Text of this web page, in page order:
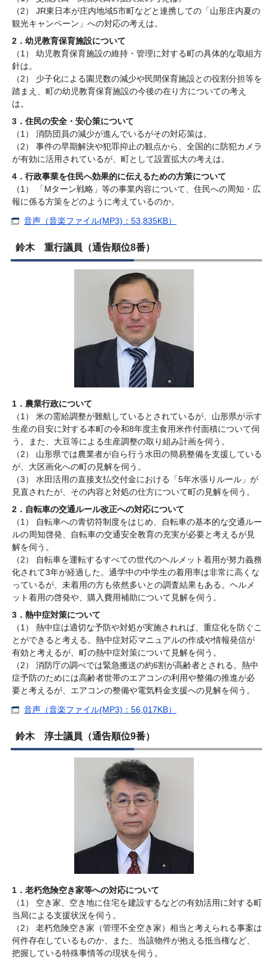
（2） JR東日本が庄内地域5市町などと連携しての「山形庄内夏の
観光キャンペーン」への対応の考えは。
2．幼児教育保育施設について
（1） 幼児教育保育施設の維持・管理に対する町の具体的な取組方
針は。
（2） 少子化による園児数の減少や民間保育施設との役割分担等を
踏まえ、町の幼児教育保育施設の今後の在り方についての考え
は。
3．住民の安全・安心策について
（1） 消防団員の減少が進んでいるがその対応策は。
（2） 事件の早期解決や犯罪抑止の観点から、全国的に防犯カメラ
が有効に活用されているが、町として設置拡大の考えは。
4．行政事業を住民へ効果的に伝えるための方策について
（1） 「Mターン戦略」等の事業内容について、住民への周知・広
報に係る方策をどのように考えているのか。
音声（音楽ファイル(MP3)：53,835KB）
鈴木 重行議員（通告順位8番）
1．農業行政について
（1） 米の需給調整が難航しているとされているが、山形県が示す
生産の目安に対する本町の令和8年度主食用米作付面積について伺
う。また、大豆等による生産調整の取り組み計画を伺う。
（2） 山形県では農業者が自ら行う水田の簡易整備を支援している
が、大区画化への町の見解を伺う。
（3） 水田活用の直接支払交付金における「5年水張りルール」が
見直されたが、その内容と対処の仕方について町の見解を伺う。
2．自転車の交通ルール改正への対応について
（1） 自転車への青切符制度をはじめ、自転車の基本的な交通ルー
ルの周知啓発、自転車の交通安全教育の充実が必要と考えるが見
解を伺う。
（2） 自転車を運転するすべての世代のヘルメット着用が努力義務
化されて3年が経過した。通学中の中学生の着用率は非常に高くな
っているが、未着用の方も依然多いとの調査結果もある。ヘルメ
ット着用の啓発や、購入費用補助について見解を伺う。
3．熱中症対策について
（1） 熱中症は適切な予防や対処が実施されれば、重症化を防ぐこ
とができると考える。熱中症対応マニュアルの作成や情報発信が
有効と考えるが、町の熱中症対策について見解を伺う。
（2） 消防庁の調べでは緊急搬送の約6割が高齢者とされる。熱中
症予防のためには高齢者世帯のエアコンの利用や整備の推進が必
要と考えるが、エアコンの整備や電気料金支援への見解を伺う。
音声（音楽ファイル(MP3)：56,017KB）
鈴木 淳士議員（通告順位9番）
1．老朽危険空き家等への対応について
（1） 空き家、空き地に住宅を建設するなどの有効活用に対する町
当局による支援状況を伺う。
（2） 老朽危険空き家（管理不全空き家）相当と考えられる事案は
何件存在しているものか、また、当該物件が抱える抵当権など、
把握している特殊事情等の現状を伺う。